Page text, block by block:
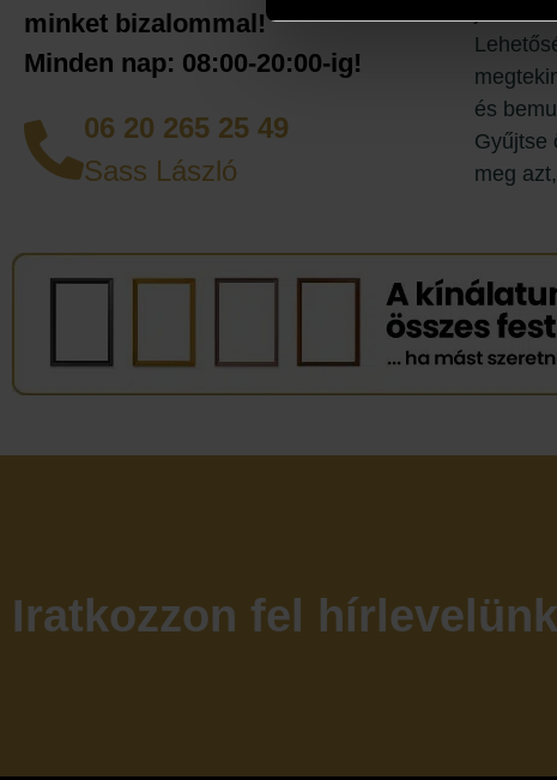
minket bizalommal!
Minden nap: 08:00-20:00-ig!
06 20 265 25 49
Sass László
és
Gyűjtse
meg
Iratkozzon fel